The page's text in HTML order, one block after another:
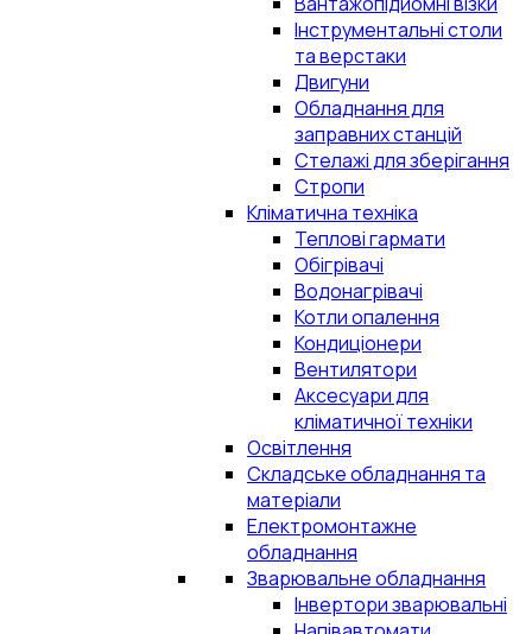
Інструментальні столи
та верстаки
Двигуни
Обладнання для
заправних станцій
Стелажі для зберігання
Стропи
Кліматична техніка
Теплові гармати
Обігрівачі
Водонагрівачі
Котли опалення
Кондиціонери
Вентилятори
Аксесуари для
кліматичної техніки
Освітлення
Складське обладнання та
матеріали
Електромонтажне
обладнання
Зварювальне обладнання
Інвертори зварювальні